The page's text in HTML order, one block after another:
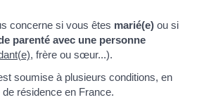
concerne si vous êtes marié(e)ou si
parenté avec une personne
, frère ou sœur...).
soumise à plusieurs conditions, en
résidence en France.